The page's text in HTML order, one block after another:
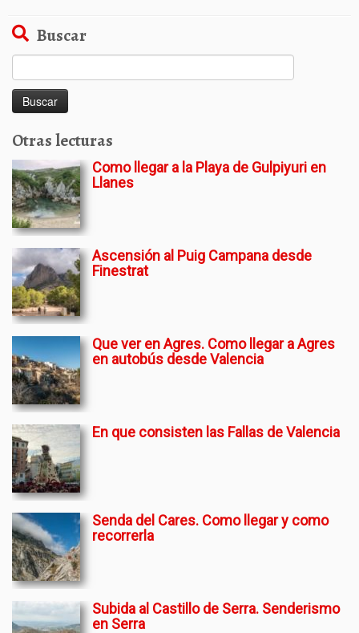
Buscar
Otras lecturas
Como llegar a la Playa de Gulpiyuri en
Llanes
Ascensión al Puig Campana desde
Finestrat
Que ver en Agres. Como llegar a Agres
en autobús desde Valencia
En que consisten las Fallas de Valencia
Senda del Cares. Como llegar y como
recorrerla
Subida al Castillo de Serra. Senderismo
en Serra